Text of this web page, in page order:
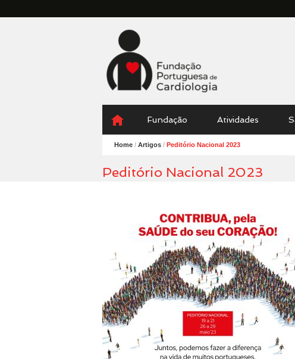
Fundação
Portuguesa
Cardiologia
Menu
content
Fundação Atividades
Home / Artigos / Peditório Nacional 2023
Peditório Nacional 2023